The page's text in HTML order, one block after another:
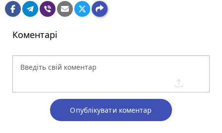
Коментарі
Опублікувати коментар